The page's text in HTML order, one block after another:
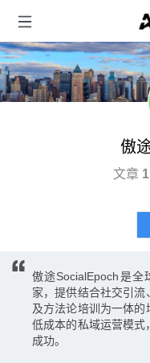
傲
文章
傲途SocialEpoch是
家，提供结合社交引
及方法论培训为一体
低成本的私域运营模式
成功。